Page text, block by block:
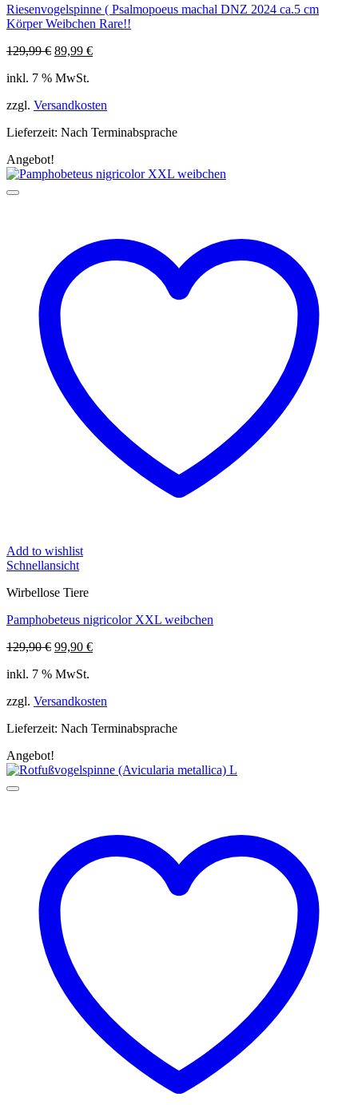
Riesenvogelspinne ( Psalmopoeus machal DNZ 2024 ca.5 cm
Körper Weibchen Rare!!
129,99€ Ursprünglicher
war:
89,99 €Aktueller
inkl. 7 % MwSt.
zzgl. Versandkosten
Lieferzeit: Nach Terminabsprache
Angebot!
Add to wishlist
Schnellansicht
Wirbellose Tiere
Pamphobeteus nigricolor XXL weibchen
129,90€ Ursprünglicher
war:
99,90 €Aktueller
inkl. 7 % MwSt.
zzgl. Versandkosten
Lieferzeit: Nach Terminabsprache
Angebot!